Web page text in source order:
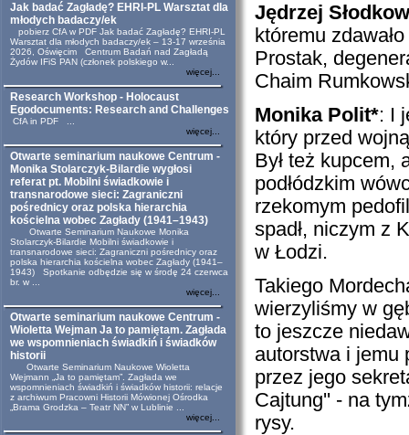
Jak badać Zagładę? EHRI-PL Warsztat dla
młodych badaczy/ek
pobierz CfA w PDF Jak badać Zagładę? EHRI-PL
Warsztat dla młodych badaczy/ek – 13-17 września
2026, Oświęcim Centrum Badań nad Zagładą
Żydów IFiS PAN (członek polskiego w...
więcej...
Research Workshop - Holocaust
Egodocuments: Research and Challenges
CfA in PDF ...
więcej...
Otwarte seminarium naukowe Centrum -
Monika Stolarczyk-Bilardie wygłosi
referat pt. Mobilni świadkowie i
transnarodowe sieci: Zagraniczni
pośrednicy oraz polska hierarchia
kościelna wobec Zagłady (1941–1943)
Otwarte Seminarium Naukowe Monika
Stolarczyk-Bilardie Mobilni świadkowie i
transnarodowe sieci: Zagraniczni pośrednicy oraz
polska hierarchia kościelna wobec Zagłady (1941–
1943) Spotkanie odbędzie się w środę 24 czerwca
br. w ...
więcej...
Otwarte seminarium naukowe Centrum -
Wioletta Wejman Ja to pamiętam. Zagłada
we wspomnieniach świadkiń i świadków
historii
Otwarte Seminarium Naukowe Wioletta
Wejmann „Ja to pamiętam”. Zagłada we
wspomnieniach świadkiń i świadków historii: relacje
z archiwum Pracowni Historii Mówionej Ośrodka
„Brama Grodzka – Teatr NN” w Lublinie ...
więcej...
Jędrzej
któremu
Prostak,
Chaim
Monika Polit*: I
który przed
Był też kupcem,
podłódzkim
rzekomym
spadł, niczym z
w Łodzi.
Takiego
wierzyliśmy w
to jeszcze
autorstwa i jemu
przez jego
Cajtung'' - na
rysy.